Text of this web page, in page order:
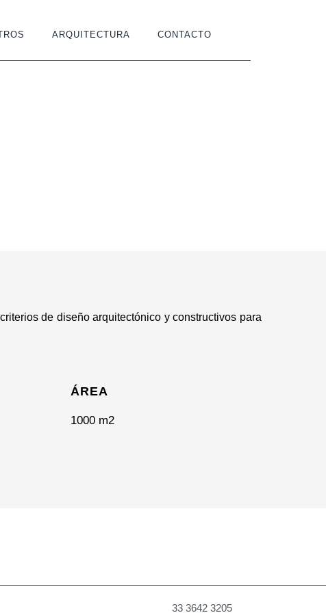
ARQUITECTURA CONTACTO
de diseño arquitectónico y constructivos para
ÁREA
1000 m2
33 3642 3205